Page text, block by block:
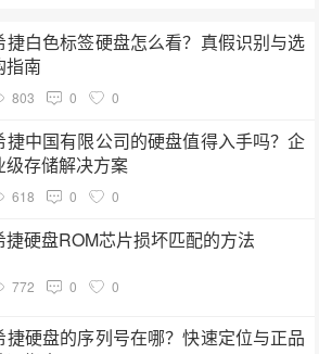
捷白色标签硬盘怎么看？真假识别与选
指南
803 0 0
捷中国有限公司的硬盘值得入手吗？企
级存储解决方案
618 0 0
捷硬盘ROM芯片损坏匹配的方法
772 0 0
捷硬盘的序列号在哪？快速定位与正品